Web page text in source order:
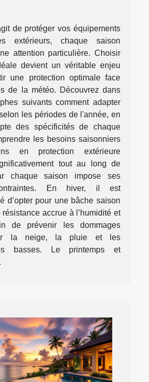
de protéger vos équipements
extérieurs, chaque saison
attention particulière. Choisir
devient un véritable enjeu
une protection optimale face
de la météo. Découvrez dans
suivants comment adapter
les périodes de l'année, en
des spécificités de chaque
les besoins saisonniers
en protection extérieure
tout au long de
chaque saison impose ses
En hiver, il est
d’opter pour une bâche saison
résistance accrue à l’humidité et
de prévenir les dommages
la neige, la pluie et les
basses. Le printemps et